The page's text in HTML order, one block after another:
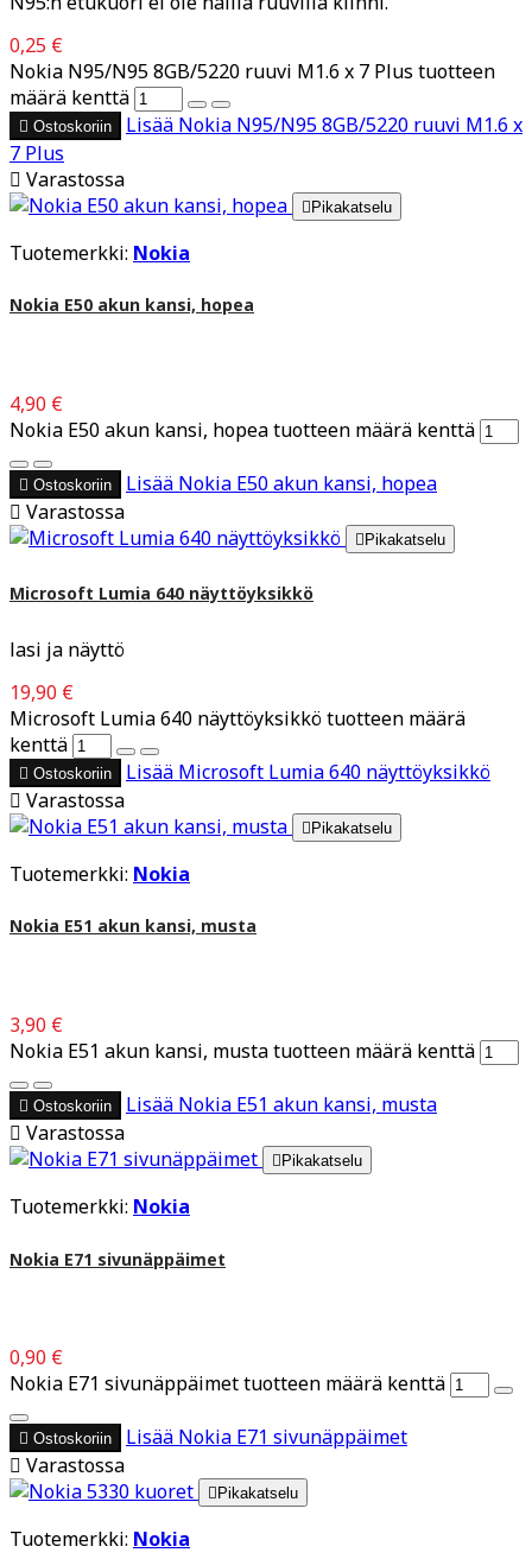
0,25 €
Nokia N95/N95 8GB/5220 ruuvi M1.6 x 7 Plus tuotteen
määrä kenttä
 Ostoskoriin Lisää Nokia N95/N95 8GB/5220 ruuvi M1.6 x
7 Plus
 Varastossa
Pikakatselu
Tuotemerkki: Nokia
Nokia E50 akun kansi, hopea
4,90 €
Nokia E50 akun kansi, hopea tuotteen määrä kenttä
 Ostoskoriin Lisää Nokia E50 akun kansi, hopea
 Varastossa
 Pikakatselu
Microsoft Lumia 640 näyttöyksikkö
lasi ja näyttö
19,90 €
Microsoft Lumia 640 näyttöyksikkö tuotteen määrä
kenttä
 Ostoskoriin Lisää Microsoft Lumia 640 näyttöyksikkö
 Varastossa
Pikakatselu
Tuotemerkki: Nokia
Nokia E51 akun kansi, musta
3,90 €
Nokia E51 akun kansi, musta tuotteen määrä kenttä
 Ostoskoriin Lisää Nokia E51 akun kansi, musta
 Varastossa
 Pikakatselu
Tuotemerkki: Nokia
Nokia E71 sivunäppäimet
0,90 €
Nokia E71 sivunäppäimet tuotteen määrä kenttä
 Ostoskoriin Lisää Nokia E71 sivunäppäimet
 Varastossa
 Pikakatselu
Tuotemerkki: Nokia